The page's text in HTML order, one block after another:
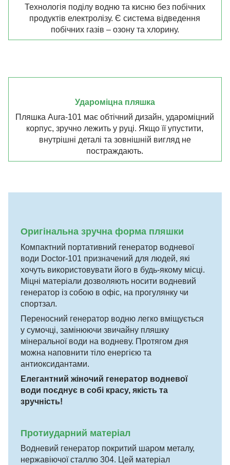
Технологія поділу водню та кисню без побічних
продуктів електролізу. Є система відведення
побічних газів – озону та хлорину.
Удароміцна пляшка
Пляшка Aura-101 має обтічний дизайн, удароміцний
корпус, зручно лежить у руці. Якщо її упустити,
внутрішні деталі та зовнішній вигляд не
постраждають.
Оригінальна зручна форма пляшки
Компактний портативний генератор водневої
води Doctor-101 призначений для людей, які
хочуть використовувати його в будь-якому місці.
Міцні матеріали дозволяють носити водневий
генератор із собою в офіс, на прогулянку чи
спортзал.
Переносний генератор водню легко вміщується
у сумочці, замінюючи звичайну пляшку
мінеральної води на водневу. Протягом дня
можна наповнити тіло енергією та
антиоксидантами.
Елегантний жіночий генератор водневої
води поєднує в собі красу, якість та
зручність!
Протиударний матеріал
Водневий генератор покритий шаром металу,
нержавіючої сталлю 304. Цей матеріал